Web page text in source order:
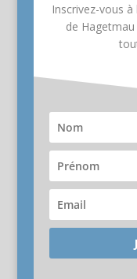
Inscrivez-vous
de